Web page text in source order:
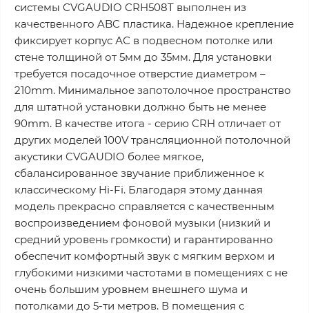
системы CVGAUDIO CRH508T выполнен из
качественного ABC пластика. Надежное крепление
фиксирует корпус АС в подвесном потолке или
стене толщиной от 5мм до 35мм. Для установки
требуется посадочное отверстие диаметром –
210mm. Минимальное запотолочное пространство
для штатной установки должно быть не менее
90mm. В качестве итога - серию CRH отличает от
других моделей 100V трансляционной потолочной
акустики CVGAUDIO более мягкое,
сбалансированное звучание приближенное к
классическому Hi-Fi. Благодаря этому данная
модель прекрасно справляется с качественным
воспроизведением фоновой музыки (низкий и
средний уровень громкости) и гарантированно
обеспечит комфортный звук с мягким верхом и
глубокими низкими частотами в помещениях с не
очень большим уровнем внешнего шума и
потолками до 5-ти метров. В помещения с